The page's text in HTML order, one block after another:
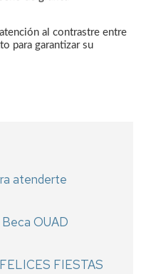
al contrastre entre
para garantizar su
atenderte
OUAD
FIESTAS